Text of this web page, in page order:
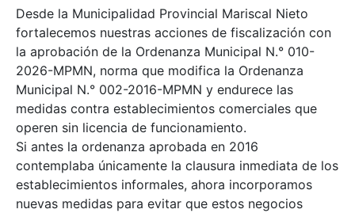
Desde la Municipalidad Provincial Mariscal Nieto
fortalecemos nuestras acciones de fiscalización con
la aprobación de la Ordenanza Municipal N.° 010-
2026-MPMN, norma que modifica la Ordenanza
Municipal N.° 002-2016-MPMN y endurece las
medidas contra establecimientos comerciales que
operen sin licencia de funcionamiento.
Si antes la ordenanza aprobada en 2016
contemplaba únicamente la clausura inmediata de los
establecimientos informales, ahora incorporamos
nuevas medidas para evitar que estos negocios